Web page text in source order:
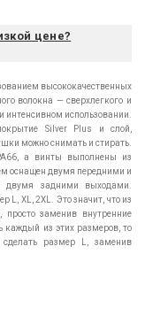
цене?
высококачественных
волокна — сверхлегкого и
интенсивном использовании.
Silver Plus и слой,
можно снимать и стирать.
а винты выполнены из
оснащен двумя передними и
двумя задними выходами.
L, XL, 2XL. Это значит, что из
заменив внутренние
каждый из этих размеров, то
размер L, заменив